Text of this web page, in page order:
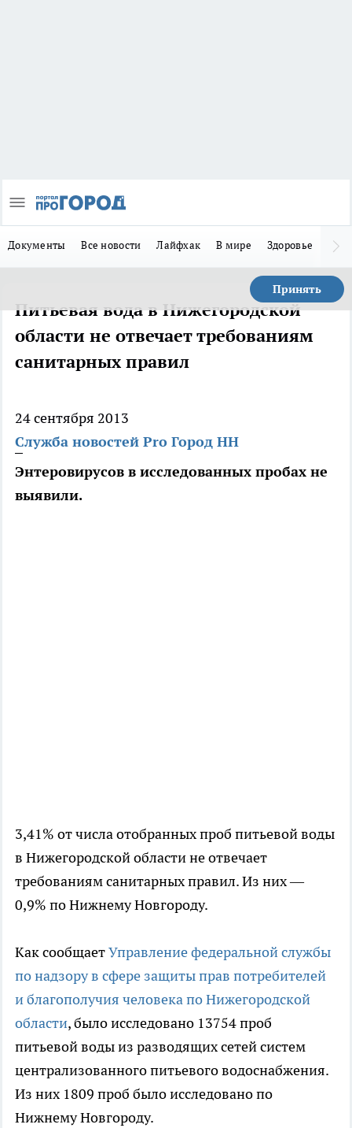
Документы Все новости Лайфхак В мире Здоровье
Принять
Питьевая вода в Нижегородской
области не отвечает требованиям
санитарных правил
24 сентября 2013
Служба новостей Pro Город НН
Энтеровирусов в исследованных пробах не
выявили.
3,41% от числа отобранных проб питьевой воды
в Нижегородской области не отвечает
требованиям санитарных правил. Из них —
0,9% по Нижнему Новгороду.
Как сообщаетУправление федеральной службы
по надзору в сфере защиты прав потребителей
и благополучия человека по Нижегородской
области, было исследовано 13754 проб
питьевой воды из разводящих сетей систем
централизованного питьевого водоснабжения.
Из них 1809 проб было исследовано по
Нижнему Новгороду.